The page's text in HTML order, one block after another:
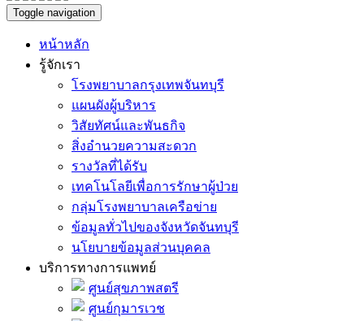
Toggle navigation
หน้าหลัก
รู้จักเรา
โรงพยาบาลกรุงเทพจันทบุรี
แผนผังผู้บริหาร
วิสัยทัศน์และพันธกิจ
สิ่งอำนวยความสะดวก
รางวัลที่ได้รับ
เทคโนโลยีเพื่อการรักษาผู้ป่วย
กลุ่มโรงพยาบาลเครือข่าย
ข้อมูลทั่วไปของจังหวัดจันทบุรี
นโยบายข้อมูลส่วนบุคคล
บริการทางการแพทย์
ศูนย์สุขภาพสตรี
ศูนย์กุมารเวช